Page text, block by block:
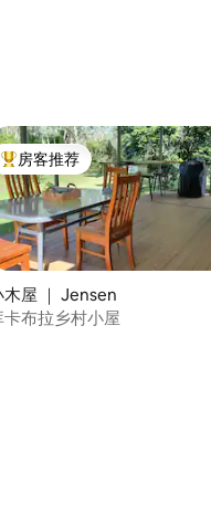
（满分 5 分），共 17 条评价
热门「房客推荐」
房客推荐
木屋 ｜ Jensen
卡布拉乡村小屋